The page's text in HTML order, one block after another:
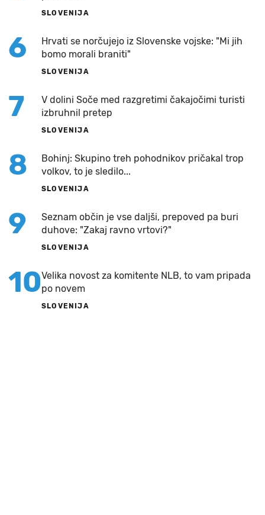
SLOVENIJA
6
Hrvati se norčujejo iz Slovenske vojske: "Mi jih
bomo morali braniti"
SLOVENIJA
7
V dolini Soče med razgretimi čakajočimi turisti
izbruhnil pretep
SLOVENIJA
8
Bohinj: Skupino treh pohodnikov pričakal trop
volkov, to je sledilo...
SLOVENIJA
9
Seznam občin je vse daljši, prepoved pa buri
duhove: "Zakaj ravno vrtovi?"
SLOVENIJA
10Velika novost za komitente NLB, to vam pripada
po novem
SLOVENIJA